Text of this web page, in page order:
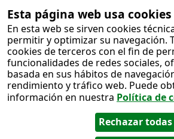
Esta página web usa cookies
En esta web se sirven cookies
permitir y optimizar su navegación.
cookies de terceros con el fin de
funcionalidades de redes sociales,
basada en sus hábitos de
rendimiento y tráfico web. Puede
información en nuestra Política de